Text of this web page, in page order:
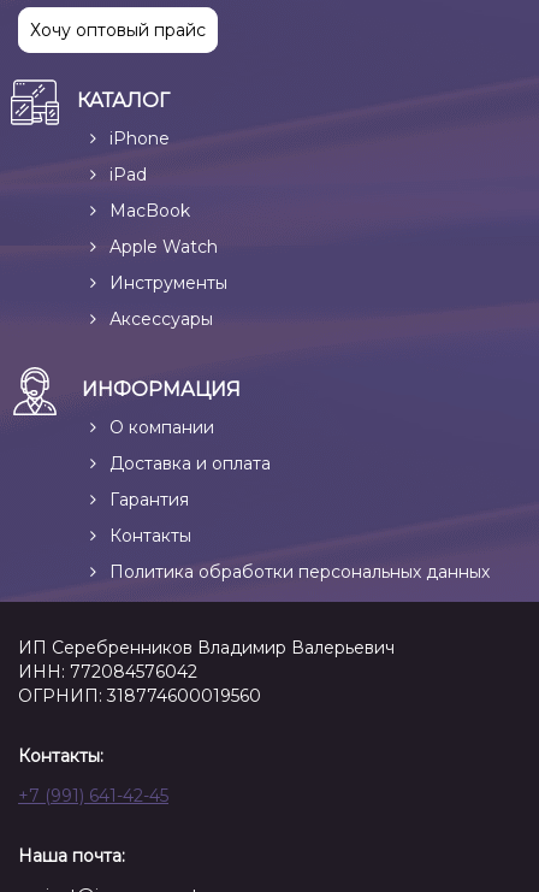
Хочу оптовый прайс
КАТАЛОГ
iPhone
iPad
MacBook
Apple Watch
Инструменты
Аксессуары
ИНФОРМАЦИЯ
О компании
Доставка и оплата
Гарантия
Контакты
Политика обработки персональных данных
ИП Серебренников Владимир Валерьевич
ИНН: 772084576042
ОГРНИП: 318774600019560
Контакты:
+7 (991) 641-42-45
Наша почта: